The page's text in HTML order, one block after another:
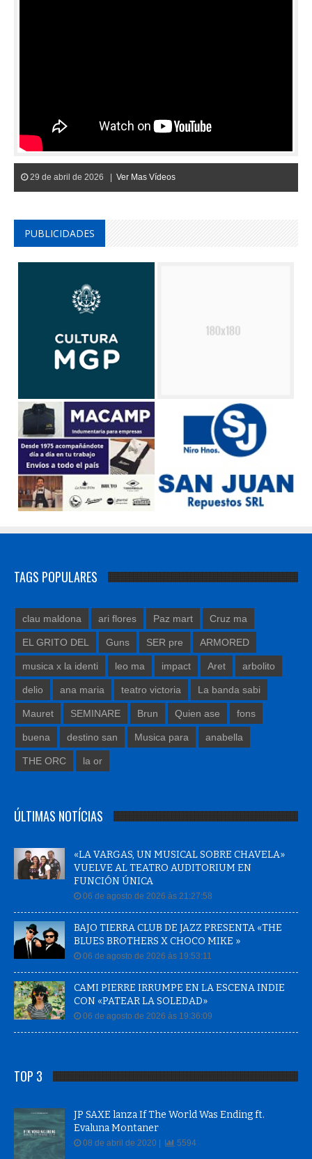
29 de abril de 2026 | Ver Mas Vídeos
PUBLICIDADES
TAGS POPULARES
clau maldona ari flores Paz mart Cruz ma
EL GRITO DEL Guns SER pre ARMORED
musica x la identi leo ma impact Aret arbolito
delio ana maria teatro victoria La banda sabi
Mauret SEMINARE Brun Quien ase fons
buena destino san Musica para anabella
THE ORC la or
ÚLTIMAS NOTÍCIAS
«LA VARGAS, UN MUSICAL SOBRE CHAVELA»
VUELVE AL TEATRO AUDITORIUM EN
FUNCIÓN ÚNICA
06 de agosto de 2026 às 21:27:58
BAJO TIERRA CLUB DE JAZZ PRESENTA «THE
BLUES BROTHERS X CHOCO MIKE »
06 de agosto de 2026 às 19:53:11
CAMI PIERRE IRRUMPE EN LA ESCENA INDIE
CON «PATEAR LA SOLEDAD»
06 de agosto de 2026 às 19:36:09
TOP 3
JP SAXE lanza If The World Was Ending ft.
Evaluna Montaner
08 de abril de 2020 | 5594